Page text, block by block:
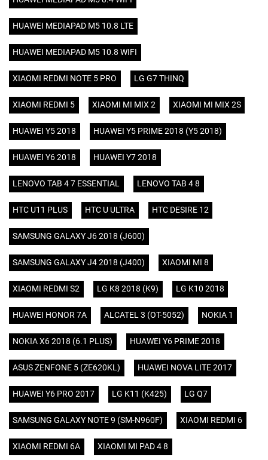
HUAWEI MEDIAPAD M5 10.8 LTE
HUAWEI MEDIAPAD M5 10.8 WIFI
XIAOMI REDMI NOTE 5 PRO LG G7 THINQ
XIAOMI REDMI 5 XIAOMI MI MIX 2 XIAOMI MI MIX 2S
HUAWEI Y5 2018 HUAWEI Y5 PRIME 2018 (Y5 2018)
HUAWEI Y6 2018 HUAWEI Y7 2018
LENOVO TAB 4 7 ESSENTIAL LENOVO TAB 4 8
HTC U11 PLUS HTC U ULTRA HTC DESIRE 12
SAMSUNG GALAXY J6 2018 (J600)
SAMSUNG GALAXY J4 2018 (J400) XIAOMI MI 8
XIAOMI REDMI S2 LG K8 2018 (K9) LG K10 2018
HUAWEI HONOR 7A ALCATEL 3 (OT-5052) NOKIA 1
NOKIA X6 2018 (6.1 PLUS) HUAWEI Y6 PRIME 2018
ASUS ZENFONE 5 (ZE620KL) HUAWEI NOVA LITE 2017
HUAWEI Y6 PRO 2017 LG K11 (K425) LG Q7
SAMSUNG GALAXY NOTE 9 (SM-N960F) XIAOMI REDMI 6
XIAOMI REDMI 6A XIAOMI MI PAD 4 8